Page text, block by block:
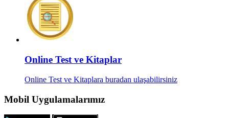
Online Test ve Kitaplar
Online Test ve Kitaplara buradan ulaşabilirsiniz
Mobil Uygulamalarımız